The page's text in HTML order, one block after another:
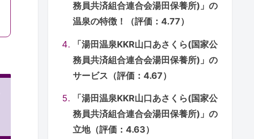
務員共済組合連合会湯田保養所)」の
温泉の特徴！（評価：4.77）
「湯田温泉KKR山口あさくら(国家公
務員共済組合連合会湯田保養所)」の
サービス（評価：4.67）
「湯田温泉KKR山口あさくら(国家公
務員共済組合連合会湯田保養所)」の
立地（評価：4.63）